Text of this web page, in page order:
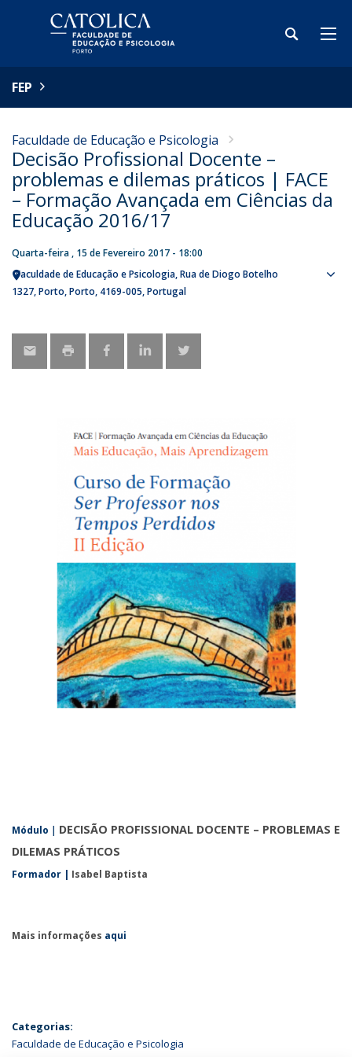
FEP
Faculdade de Educação e Psicologia
Decisão Profissional Docente –
problemas e dilemas práticos | FACE
– Formação Avançada em Ciências da
Educação 2016/17
Quarta-feira , 15 de Fevereiro 2017 - 18:00
Faculdade de Educação e Psicologia Rua de Diogo Botelho
1327 Porto Porto 4169-005 Portugal
Módulo
DECISÃO PROFISSIONAL DOCENTE – PROBLEMAS E
DILEMAS PRÁTICOS
Formador | Isabel Baptista
Mais informações aqui
Categorias:
Faculdade de Educação e Psicologia